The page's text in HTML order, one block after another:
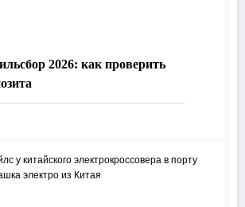
2026: как проверить